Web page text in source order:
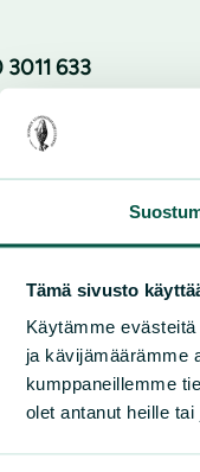
Tämä sivusto
Käytämme
ja kävijämäärämme
kumppaneillemme
olet antanut heille
633
Helsinki /